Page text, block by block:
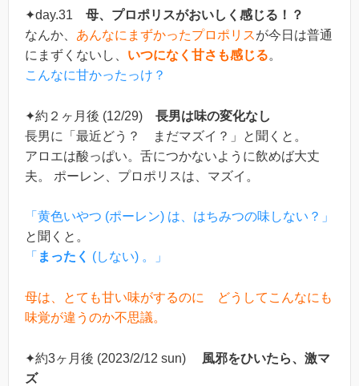
✦day.31 母、プロポリスがおいしく感じる！？
なんか、 あんなにまずかったプロポリスが今日は普通
にまずくないし、 いつになく甘さも感じる。
こんなに甘かったっけ？
✦約２ヶ月後 (12/29) 長男は味の変化なし
長男に「最近どう？ まだマズイ？」と聞くと。
アロエは酸っぱい。舌につかないように飲めば大丈
夫。 ポーレン、プロポリスは、マズイ。
「黄色いやつ (ポーレン) は、はちみつの味しない？」
と聞くと。
「 まったく (しない) 。」
母は、とても甘い味がするのに どうしてこんなにも
味覚が違うのか不思議。
✦約3ヶ月後 (2023/2/12 sun) 風邪をひいたら、激マ
ズ